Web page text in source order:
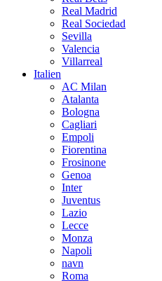
Real Madrid
Real Sociedad
Sevilla
Valencia
Villarreal
Italien
AC Milan
Atalanta
Bologna
Cagliari
Empoli
Fiorentina
Frosinone
Genoa
Inter
Juventus
Lazio
Lecce
Monza
Napoli
navn
Roma